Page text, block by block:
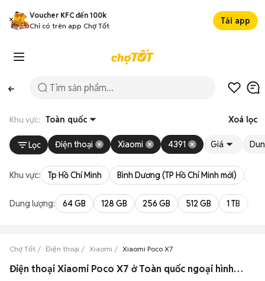
Voucher KFC đến 100k
Chỉ có trên app Chợ Tốt
Tải app
Khu vực: Toàn quốc Xoá lọc
Lọc Điện thoại Xiaomi 4391 Giá
Khu vực: Tp Hồ Chí Minh Bình Dương (TP Hồ Chí Minh mới)
Dung lượng: 64 GB 128 GB 256 GB 512 GB 1 TB
Chợ Tốt Điện thoại Xiaomi Xiaomi Poco X7
Điện thoại Xiaomi Poco X7 ở Toàn quốc ngoại hình đẹp